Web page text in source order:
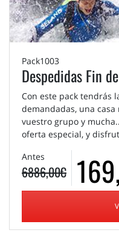
Pack1003
Despedidas Fin
Con este pack tendrás
demandadas, una
vuestro grupo y
oferta especial, y
Antes
6886,00€